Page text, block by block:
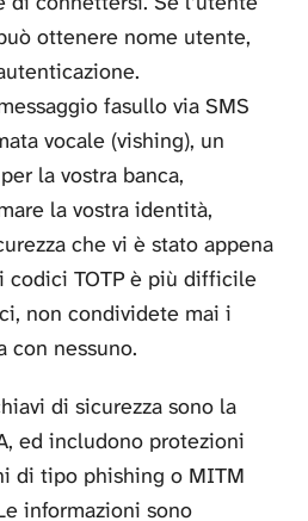
ottenere nome utente,
fasullo via SMS
vocale (vishing), un
la vostra banca,
la vostra identità,
che vi è stato appena
codici TOTP è più difficile
non condividete mai i
nessuno.
di sicurezza sono la
ed includono protezioni
di tipo phishing o MITM
informazioni sono